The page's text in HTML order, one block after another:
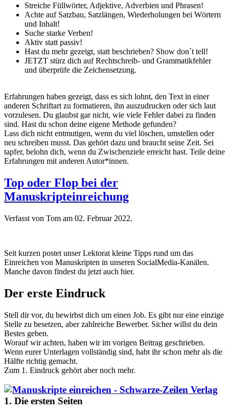
Streiche Füllwörter, Adjektive, Adverbien und Phrasen!
Achte auf Satzbau, Satzlängen, Wiederholungen bei Wörtern
und Inhalt!
Suche starke Verben!
Aktiv statt passiv!
Hast du mehr gezeigt, statt beschrieben? Show don´t tell!
JETZT stürz dich auf Rechtschreib- und Grammatikfehler
und überprüfe die Zeichensetzung.
Erfahrungen haben gezeigt, dass es sich lohnt, den Text in einer
anderen Schriftart zu formatieren, ihn auszudrucken oder sich laut
vorzulesen. Du glaubst gar nicht, wie viele Fehler dabei zu finden
sind. Hast du schon deine eigene Methode gefunden?
Lass dich nicht entmutigen, wenn du viel löschen, umstellen oder
neu schreiben musst. Das gehört dazu und braucht seine Zeit. Sei
tapfer, belohn dich, wenn du Zwischenziele erreicht hast. Teile deine
Erfahrungen mit anderen Autor*innen.
Top oder Flop bei der
Manuskripteinreichung
Verfasst von Tom am 02. Februar 2022.
Seit kurzen postet unser Lektorat kleine Tipps rund um das
Einreichen von Manuskripten in unseren SocialMedia-Kanälen.
Manche davon findest du jetzt auch hier.
Der erste Eindruck
Stell dir vor, du bewirbst dich um einen Job. Es gibt nur eine einzige
Stelle zu besetzen, aber zahlreiche Bewerber. Sicher willst du dein
Bestes geben.
Worauf wir achten, haben wir im vorigen Beitrag geschrieben.
Wenn eurer Unterlagen vollständig sind, habt ihr schon mehr als die
Hälfte richtig gemacht.
Zum 1. Eindruck gehört aber noch mehr.
1. Die ersten Seiten